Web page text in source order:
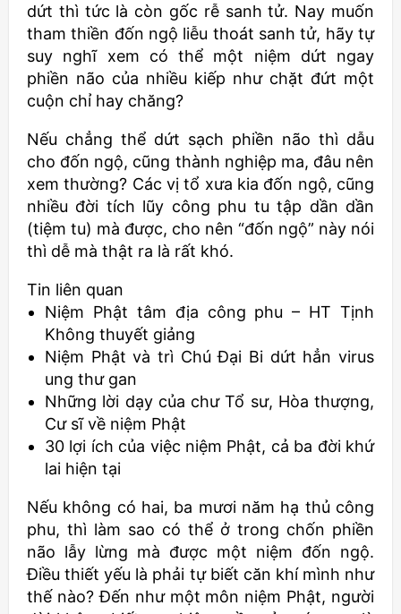
dứt thì tức là còn gốc rễ sanh tử. Nay muốn
tham thiền đốn ngộ liễu thoát sanh tử, hãy tự
suy nghĩ xem có thể một niệm dứt ngay
phiền não của nhiều kiếp như chặt đứt một
cuộn chỉ hay chăng?
Nếu chẳng thể dứt sạch phiền não thì dẫu
cho đốn ngộ, cũng thành nghiệp ma, đâu nên
xem thường? Các vị tổ xưa kia đốn ngộ, cũng
nhiều đời tích lũy công phu tu tập dần dần
(tiệm tu) mà được, cho nên “đốn ngộ” này nói
thì dễ mà thật ra là rất khó.
Tin liên quan
Niệm Phật tâm địa công phu – HT Tịnh
Không thuyết giảng
Niệm Phật và trì Chú Đại Bi dứt hẳn virus
ung thư gan
Những lời dạy của chư Tổ sư, Hòa thượng,
Cư sĩ về niệm Phật
30 lợi ích của việc niệm Phật, cả ba đời khứ
lai hiện tại
Nếu không có hai, ba mươi năm hạ thủ công
phu, thì làm sao có thể ở trong chốn phiền
não lẫy lừng mà được một niệm đốn ngộ.
Điều thiết yếu là phải tự biết căn khí mình như
thế nào? Đến như một môn niệm Phật, người